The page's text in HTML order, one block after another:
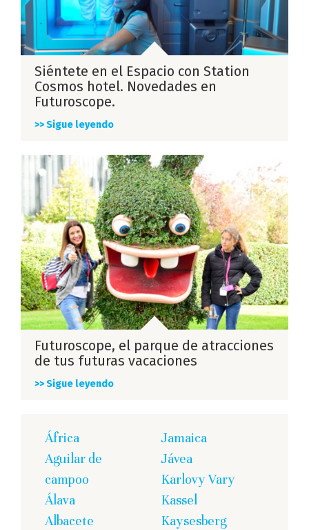
Siéntete en el Espacio con Station
Cosmos hotel. Novedades en
Futuroscope.
>> Sigue leyendo
Futuroscope, el parque de atracciones
de tus futuras vacaciones
>> Sigue leyendo
África
Aguilar de
campoo
Álava
Albacete
Jamaica
Jávea
Karlovy Vary
Kassel
Kaysesberg